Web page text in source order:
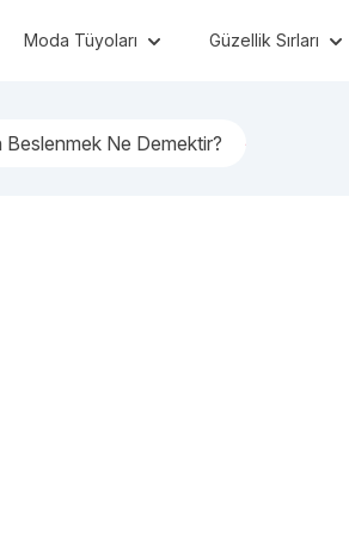
Moda Tüyoları Güzellik Sırları
Beslenmek Ne Demektir?